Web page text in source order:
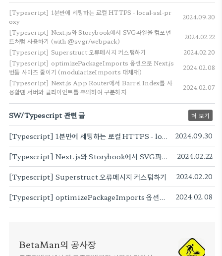
[Typescript] 1분만에 세팅하는 로컬 HTTPS - local-ssl-pr
oxy
2024.09.30
[Typescript] Next.js와 Storybook에서 SVG파일을 컴포넌
트처럼 사용하기 (with @svgr/webpack)
2024.02.22
[Typescript] Superstruct 오류메시지 커스텀하기 2024.02.20
[Typescript] optimizePackageImports 옵션으로 Next.js
번들 사이즈 줄이기 (modularizeImports 대체재)
2024.02.08
[Typescript] Next.js App Router에서 Barrel Index를 사
용할땐 서버와 클라이언트를 주의하여 구분하자
2024.02.07
SW/Typescript 관련 글 더 보기
[Typescript] 1분만에 세팅하는 로컬 HTTPS - local-ssl-proxy 2024.09.30
[Typescript] Next.js와 Storybook에서 SVG파일을 컴포넌트처럼 사용하기 (with @svgr/webpack) 2024.02.22
[Typescript] Superstruct 오류메시지 커스텀하기 2024.02.20
[Typescript] optimizePackageImports 옵션으로 Next.js 번들 사이즈 줄이기 (modularizeImports 대체재) 2024.02.08
BetaMan의 공사장